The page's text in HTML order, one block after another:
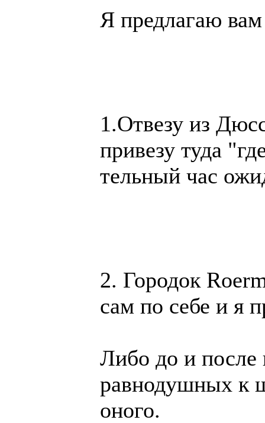
Я пред­ла­гаю
1.От­ве­зу из
при­везу туда
тель­ный час
2. Го­родок
сам по се­бе и я
Ли­бо до и пос­ле
рав­но­душ­ных к
оно­го.